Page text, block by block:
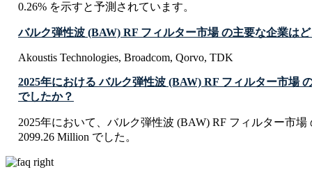
0.26% を示すと予測されています。
バルク弾性波 (BAW) RF フィルター市場 の主要な企業は
Akoustis Technologies, Broadcom, Qorvo, TDK
2025年における バルク弾性波 (BAW) RF フィルター市場
でしたか？
2025年において、バルク弾性波 (BAW) RF フィルター市場
2099.26 Million でした。